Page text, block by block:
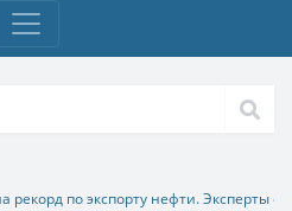
рекорд по экспорту нефти. Эксперты